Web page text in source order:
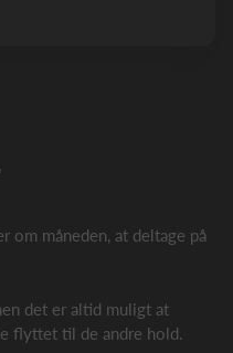
om måneden, at deltage på
det er altid muligt at
flyttet til de andre hold.